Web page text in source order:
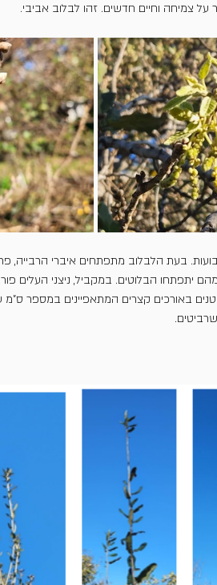
צמיחה וחיים חדשים. זהו לבלוב אביבי.
בעת הלבלוב מתפתחים איברי הרבייה,
יתפתחו הבלוטים. במקביל, ניצני העלים
קצרים המתאפיינים במספר ס"מ עד 20-10